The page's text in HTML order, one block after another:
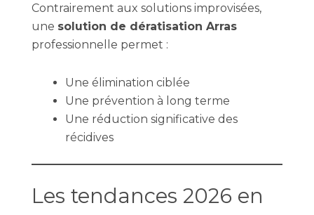
Contrairement aux solutions improvisées,
une solution de dératisation Arras
professionnelle permet :
Une élimination ciblée
Une prévention à long terme
Une réduction significative des
récidives
Les tendances 2026 en